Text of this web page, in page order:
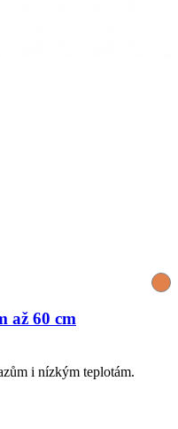
až 60 cm
i nízkým teplotám.